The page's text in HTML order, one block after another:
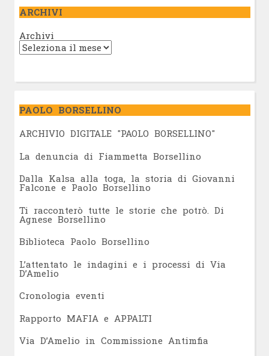
ARCHIVI
Archivi
PAOLO BORSELLINO
ARCHIVIO DIGITALE "PAOLO BORSELLINO"
La denuncia di Fiammetta Borsellino
Dalla Kalsa alla toga, la storia di Giovanni
Falcone e Paolo Borsellino
Ti racconterò tutte le storie che potrò. Di
Agnese Borsellino
Biblioteca Paolo Borsellino
L’attentato le indagini e i processi di Via
D’Amelio
Cronologia eventi
Rapporto MAFIA e APPALTI
Via D’Amelio in Commissione Antimfia